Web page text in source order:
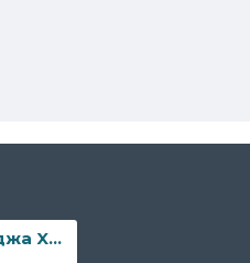
Заправка картриджа Xerox 013R00621